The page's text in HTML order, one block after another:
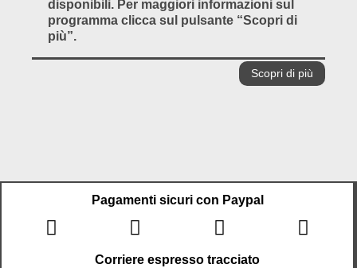
disponibili. Per maggiori informazioni sul
programma clicca sul pulsante “Scopri di
più”.
Scopri di più
Pagamenti sicuri con Paypal
Corriere espresso tracciato